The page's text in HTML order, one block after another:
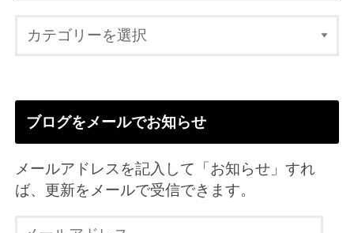
ブログをメールでお知らせ
メールアドレスを記入して「お知らせ」すれ
ば、更新をメールで受信できます。